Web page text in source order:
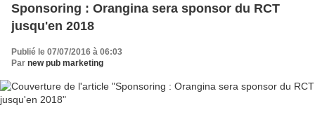
Sponsoring : Orangina sera sponsor du RCT
jusqu'en 2018
Publié le 07/07/2016 à 06:03
Par new pub marketing